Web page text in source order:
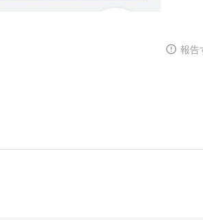
報告